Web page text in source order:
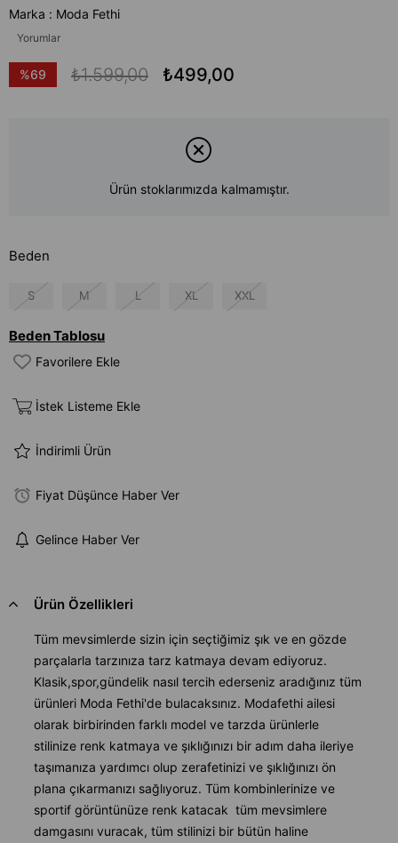
Marka : Moda Fethi
Yorumlar
%69
₺1.599,00 ₺499,00
Ürün stoklarımızda kalmamıştır.
Beden
S M L XL XXL
Beden Tablosu
Favorilere Ekle
İstek Listeme Ekle
İndirimli Ürün
Fiyat Düşünce Haber Ver
Gelince Haber Ver
Ürün Özellikleri
Tüm mevsimlerde sizin için seçtiğimiz şık ve en gözde
parçalarla tarzınıza tarz katmaya devam ediyoruz.
Klasik,spor,gündelik nasıl tercih ederseniz aradığınız tüm
ürünleri Moda Fethi'de bulacaksınız. Modafethi ailesi
olarak birbirinden farklı model ve tarzda ürünlerle
stilinize renk katmaya ve şıklığınızı bir adım daha ileriye
taşımanıza yardımcı olup zerafetinizi ve şıklığınızı ön
plana çıkarmanızı sağlıyoruz. Tüm kombinlerinize ve
sportif görüntünüze renk katacak tüm mevsimlere
damgasını vuracak, tüm stilinizi bir bütün haline